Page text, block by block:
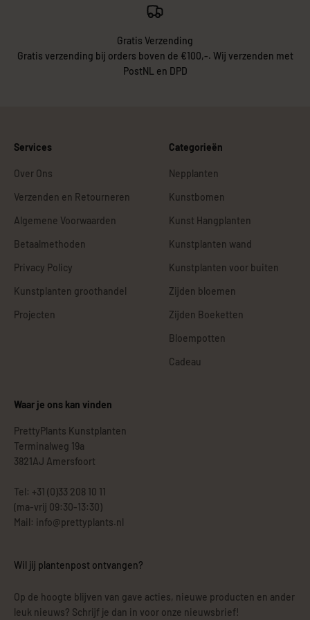
Gratis Verzending
Gratis verzending bij orders boven de €100,-. Wij verzenden met
PostNL en DPD
Services
Over Ons
Verzenden en Retourneren
Algemene Voorwaarden
Betaalmethoden
Privacy Policy
Kunstplanten groothandel
Projecten
Categorieën
Nepplanten
Kunstbomen
Kunst Hangplanten
Kunstplanten wand
Kunstplanten voor buiten
Zijden bloemen
Zijden Boeketten
Bloempotten
Cadeau
Waar je ons kan vinden
PrettyPlants Kunstplanten
Terminalweg 19a
3821AJ Amersfoort
Tel: +31 (0)33 208 10 11
(ma-vrij 09:30-13:30)
Mail: info@prettyplants.nl
Wil jij plantenpost ontvangen?
Op de hoogte blijven van gave acties, nieuwe producten en ander
leuk nieuws? Schrijf je dan in voor onze nieuwsbrief!